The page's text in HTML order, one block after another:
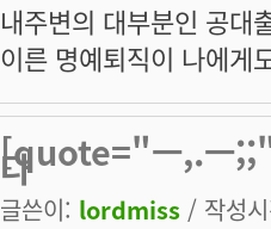
내주변의 대부분인 공대
이른 명예퇴직이 나에게
[quote="ㅡ,.ㅡ;;"]
다
글쓴이: lordmiss / 작성